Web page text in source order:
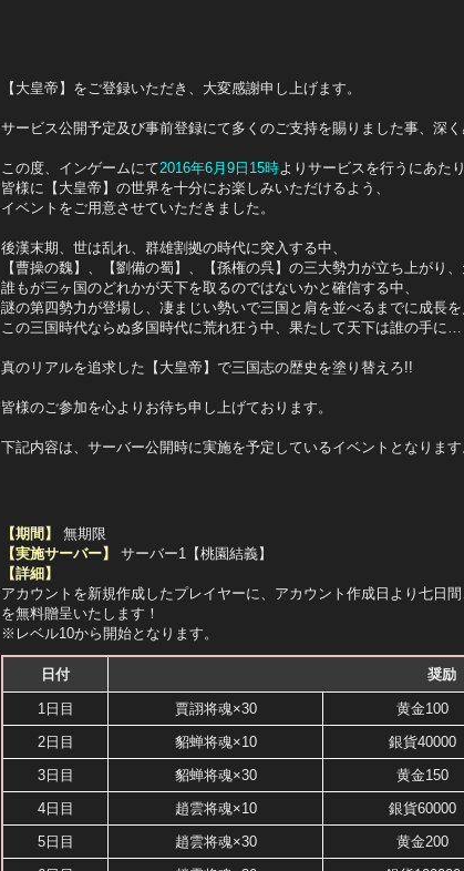
【大皇帝】をご登録いただき、大変感謝申し上げます。
サービス公開予定及び事前登録にて多くのご支持を賜りました事、深く
この度、インゲームにて2016年6月9日15時よりサービスを行うにあたり
皆様に【大皇帝】の世界を十分にお楽しみいただけるよう、
イベントをご用意させていただきました。
後漢末期、世は乱れ、群雄割拠の時代に突入する中、
【曹操の魏】、【劉備の蜀】、【孫権の呉】の三大勢力が立ち上がり
誰もが三ヶ国のどれかが天下を取るのではないかと確信する中、
謎の第四勢力が登場し、凄まじい勢いで三国と肩を並べるまでに成長を
この三国時代ならぬ多国時代に荒れ狂う中、果たして天下は誰の手に…
真のリアルを追求した【大皇帝】で三国志の歴史を塗り替えろ!!
皆様のご参加を心よりお待ち申し上げております。
下記内容は、サーバー公開時に実施を予定しているイベントとなります
【期間】
無期限
【実施サーバー】
サーバー1【桃園結義】
【詳細】
アカウントを新規作成したプレイヤーに、アカウント作成日より七日
を無料贈呈いたします！
※レベル10から開始となります。
日付 奨励
1日目 賈詡将魂×30 黄金100
2日目
貂蝉将魂×10 銀貨40000
3日目
貂蝉将魂×30 黄金150
4日目
趙雲将魂×10 銀貨60000
5日目
趙雲将魂×30 黄金200